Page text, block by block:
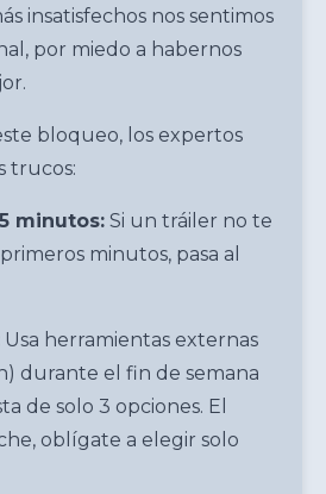
insatisfechos nos sentimos
por miedo a habernos
bloqueo, los expertos
trucos:
minutos: Si un tráiler no te
minutos, pasa al
Usa herramientas externas
durante el fin de semana
de solo 3 opciones. El
oblígate a elegir solo